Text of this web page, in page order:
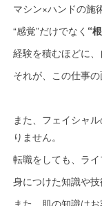
マシン×ハンドの施
“感覚”だけでなく “
経験を積むほどに、
それが、この仕事の
また、フェイシャ
りません。
転職をしても、ライ
身につけた知識や技